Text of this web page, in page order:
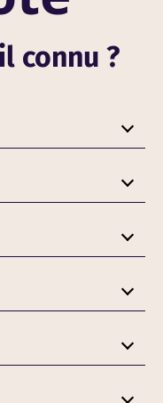
connu ?